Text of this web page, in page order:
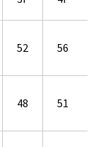
52 56
48 51